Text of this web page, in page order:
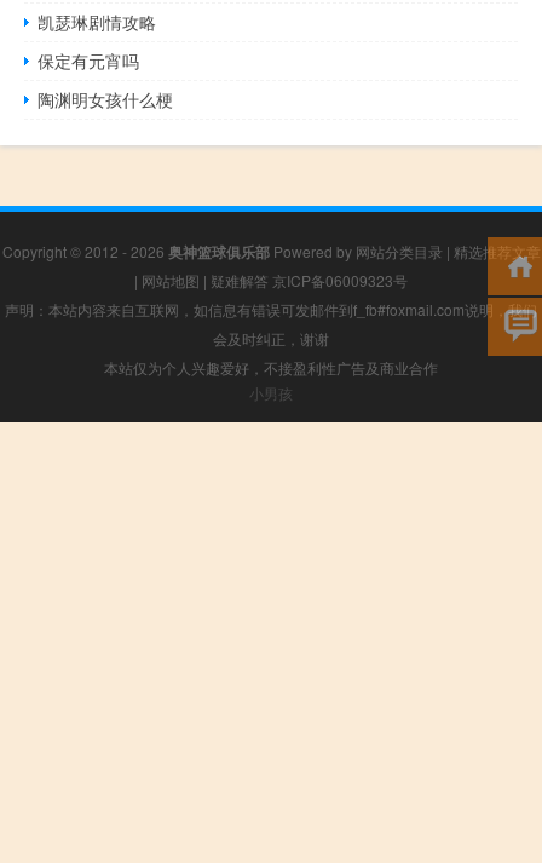
凯瑟琳剧情攻略
保定有元宵吗
陶渊明女孩什么梗
Copyright © 2012 - 2026 奥神篮球俱乐部Powered by 网站分类目录 | 精选推荐文章
| 网站地图 | 疑难解答 京ICP备06009323号
声明：本站内容来自互联网，如信息有错误可发邮件到f_fb#foxmail.com说明，我们
会及时纠正，谢谢
本站仅为个人兴趣爱好，不接盈利性广告及商业合作
小男孩